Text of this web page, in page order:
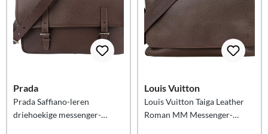
Prada
Prada Saffiano-leren
driehoekige messenger-
Louis Vuitton
Louis Vuitton Taiga Leather
Roman MM Messenger-